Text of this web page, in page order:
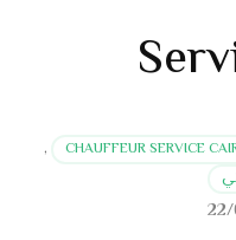
CHAUFFEUR SERVICE
,